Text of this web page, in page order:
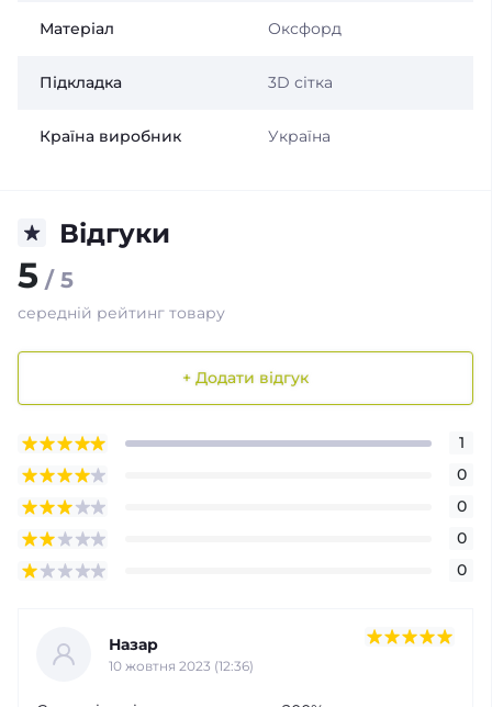
Матеріал Оксфорд
Підкладка 3D сітка
Країна виробник Україна
Відгуки
5 / 5
середній рейтинг товару
+ Додати відгук
1
0
0
0
0
Назар
10 жовтня 2023 (12:36)